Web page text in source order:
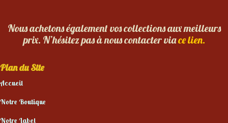
Nous achetons également vos collections aux meilleurs
prix. N’hésitez pas à nous contacter viace lien.
Plan du Site
Accueil
Notre Boutique
Notre Label